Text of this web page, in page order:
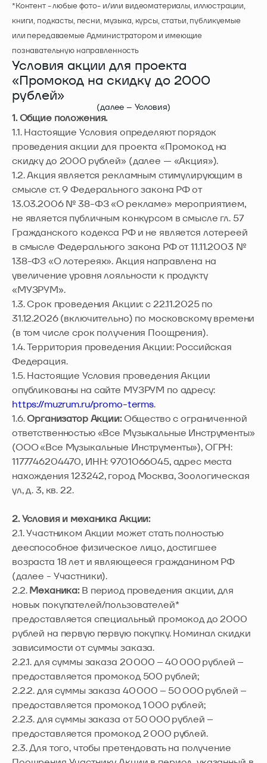
*Контент - любые фото- и/или видеоматериалы, иллюстрации,
книги, подкасты, песни, музыка, курсы, статьи, публикуемые
или передаваемые Администратором и имеющие
познавательную направленность
Условия акции для проекта
«Промокод на скидку до 2000
рублей»
(далее – Условия)
1. Общие положения.
1.1. Настоящие Условия определяют порядок
проведения акции для проекта «Промокод на
скидку до 2000 рублей» (далее — «Акция»).
1.2. Акция является рекламным стимулирующим в
смысле ст. 9 Федерального закона РФ от
13.03.2006 № 38-ФЗ «О рекламе» мероприятием,
не является публичным конкурсом в смысле гл. 57
Гражданского кодекса РФ и не является лотереей
в смысле Федерального закона РФ от 11.11.2003 №
138-ФЗ «О лотереях». Акция направлена на
увеличение уровня лояльности к продукту
«МУЗРУМ».
1.3. Срок проведения Акции: с 22.11.2025 по
31.12.2026 (включительно) по московскому времени
(в том числе срок получения Поощрения).
1.4. Территория проведения Акции: Российская
Федерация.
1.5. Настоящие Условия проведения Акции
опубликованы на сайте МУЗРУМ по адресу:
https://muzrum.ru/promo-terms.
1.6.Организатор Акции:Общество с ограниченной
ответственностью «Все Музыкальные Инструменты»
(ООО «Все Музыкальные Инструменты»), ОГРН:
1177746204470, ИНН: 9701066045, адрес места
нахождения 123242, город Москва, Зоологическая
ул, д. 3, кв. 22.
2. Условия и механика Акции:
2.1. Участником Акции может стать полностью
дееспособное физическое лицо, достигшее
возраста 18 лет и являющееся гражданином РФ
(далее - Участники).
2.2.Механика:В период проведения акции, для
новых покупателей/пользователей*
предоставляется специальный промокод до 2000
рублей на первую первую покупку. Номинал скидки
зависимости от суммы заказа.
2.2.1. для суммы заказа 20 000 – 40 000 рублей –
предоставляется промокод 500 рублей;
2.2.2. для суммы заказа 40 000 – 50 000 рублей –
предоставляется промокод 1 000 рублей;
2.2.3. для суммы заказа от 50 000 рублей –
предоставляется промокод 2 000 рублей.
2.3. Для того, чтобы претендовать на получение